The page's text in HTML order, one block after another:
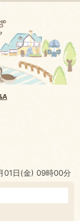
01日(金) 09時00分